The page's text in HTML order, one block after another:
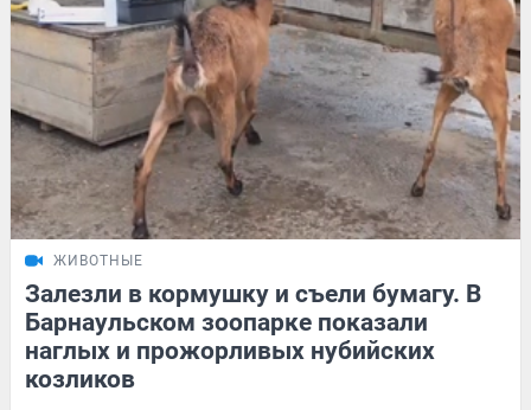
ЖИВОТНЫЕ
Залезли в кормушку и съели бумагу. В
Барнаульском зоопарке показали
наглых и прожорливых нубийских
козликов